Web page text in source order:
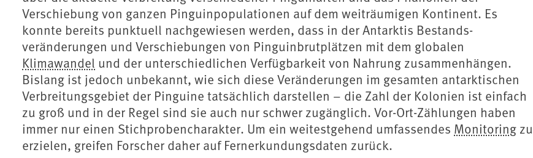
Verschiebung von ganzen Pinguinpopulationen auf dem weiträumigen Kontinent. Es
konnte bereits punktuell nachgewiesen werden, dass in der Antarktis Bestands-
veränderungen und Verschiebungen von Pinguinbrutplätzen mit dem globalen
Klimawandel und der unterschiedlichen Verfügbarkeit von Nahrung zusammenhängen.
Bislang ist jedoch unbekannt, wie sich diese Veränderungen im gesamten antarktischen
Verbreitungsgebiet der Pinguine tatsächlich darstellen – die Zahl der Kolonien ist einfach
zu groß und in der Regel sind sie auch nur schwer zugänglich. Vor-Ort-Zählungen haben
immer nur einen Stichprobencharakter. Um ein weitestgehend umfassendes Monitoring zu
erzielen, greifen Forscher daher auf Fernerkundungsdaten zurück.